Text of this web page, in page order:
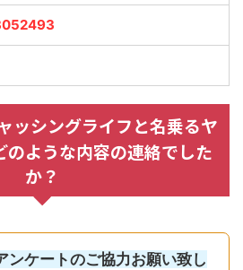
ッシングライフと名乗るヤ
のような内容の連絡でした
か？
ンケートのご協力お願い致し